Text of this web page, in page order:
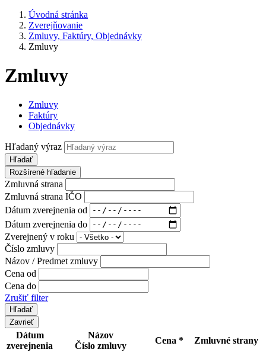
Úvodná stránka
Zverejňovanie
Zmluvy, Faktúry, Objednávky
Zmluvy
Zmluvy
Zmluvy
Faktúry
Objednávky
Hľadaný výraz
Hľadať
Rozšírené hľadanie
Zmluvná strana
Zmluvná strana IČO
Dátum zverejnenia od
Dátum zverejnenia do
Zverejnený v roku
Číslo zmluvy
Názov / Predmet zmluvy
Cena od
Cena do
Zrušiť filter
Zavrieť
Dátum
zverejnenia
Názov
Číslo zmluvy
Cena * Zmluvné strany